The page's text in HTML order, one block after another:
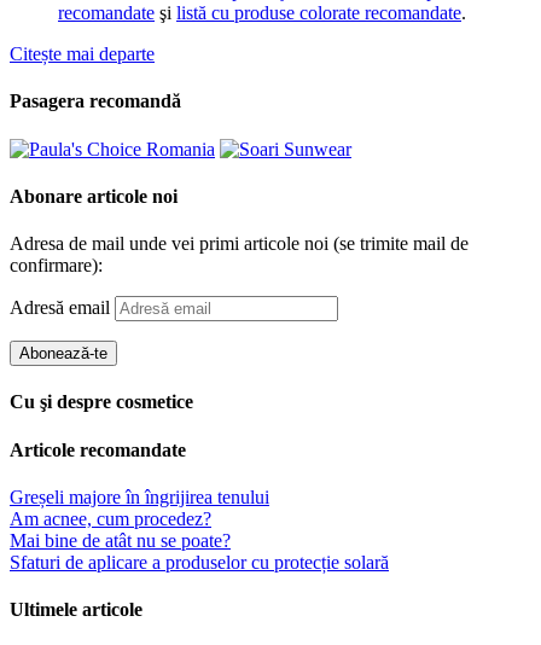
recomandate şi listă cu produse colorate recomandate.
Citește mai departe
Pasagera recomandă
Abonare articole noi
Adresa de mail unde vei primi articole noi (se trimite mail de
confirmare):
Adresă email
Abonează-te
Cu şi despre cosmetice
Articole recomandate
Greșeli majore în îngrijirea tenului
Am acnee, cum procedez?
Mai bine de atât nu se poate?
Sfaturi de aplicare a produselor cu protecție solară
Ultimele articole